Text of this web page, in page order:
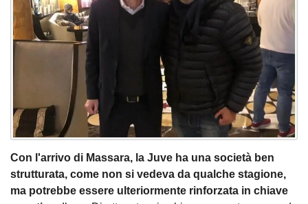
Con l'arrivo di Massara, la Juve ha una società ben
strutturata, come non si vedeva da qualche stagione,
ma potrebbe essere ulteriormente rinforzata in chiave